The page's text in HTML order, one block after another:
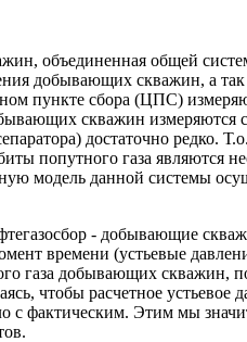
объединенная общей
добывающих скважин, а
пункте сбора (ЦПС)
скважин измеряются
достаточно редко.
попутного газа являются
модель данной системы
- добывающие
времени (устьевые
газа добывающих скважин,
чтобы расчетное устьевое
с фактическим. Этим мы